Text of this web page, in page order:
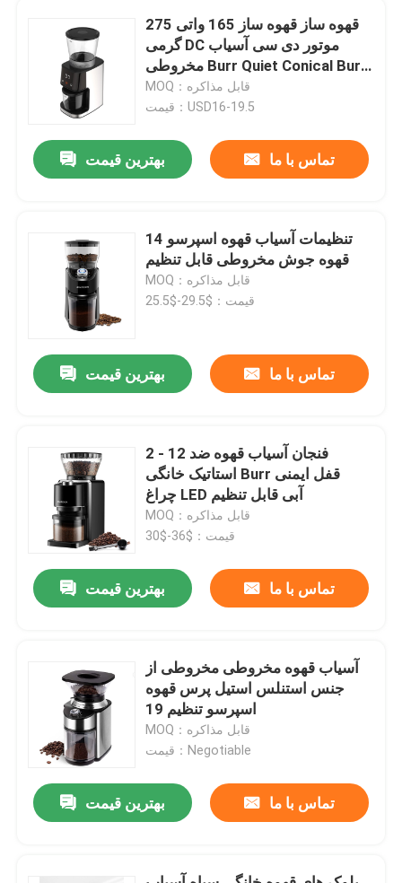
خانه
اطلاعات تماس
محصولات
آسیاب قهوه برقی
آسیاب دانه قهوه
آسیاب قهوه سفارشی
آسیاب قهوه مخروطی Burr
قهوه ساز قهوه ساز 165 واتی 275
گرمی DC موتور دی سی آسیاب
مخروطی Burr Quiet Conical Burr
قهوه ساز قهوه ساز
MOQ：قابل مذاکره
قیمت：USD16-19.5
بهترین قیمت تماس با ما
14 تنظیمات آسیاب قهوه اسپرسو
قهوه جوش مخروطی قابل تنظیم
MOQ：قابل مذاکره
قیمت：$29.5-$25.5
بهترین قیمت تماس با ما
2 - 12 فنجان آسیاب قهوه ضد
استاتیک خانگی Burr قفل ایمنی
چراغ LED آبی قابل تنظیم
MOQ：قابل مذاکره
قیمت：$36-$30
بهترین قیمت تماس با ما
آسیاب قهوه مخروطی مخروطی از
جنس استنلس استیل پرس قهوه
اسپرسو تنظیم 19
MOQ：قابل مذاکره
قیمت：Negotiable
بهترین قیمت تماس با ما